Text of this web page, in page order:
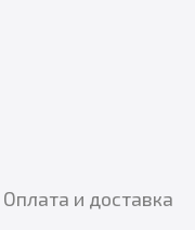
Оплата и доставка